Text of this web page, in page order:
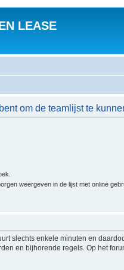
LEASE
om de teamlijst te
weergeven in de lijst met online
slechts enkele minuten en
en bijhorende regels. Op het